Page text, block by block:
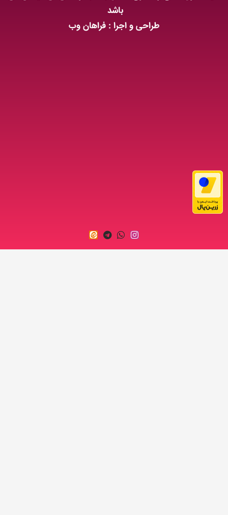
باشد
طراحی و اجرا : فراهان وب